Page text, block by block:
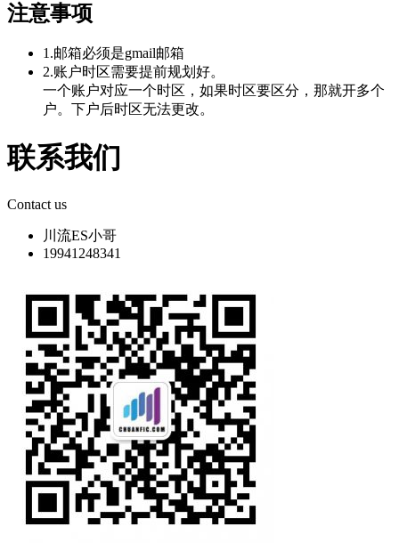
注意事项
1.邮箱必须是gmail邮箱
2.账户时区需要提前规划好。
一个账户对应一个时区，如果时区要区分，那就开多个
户。下户后时区无法更改。
联系我们
Contact us
川流ES小哥
19941248341